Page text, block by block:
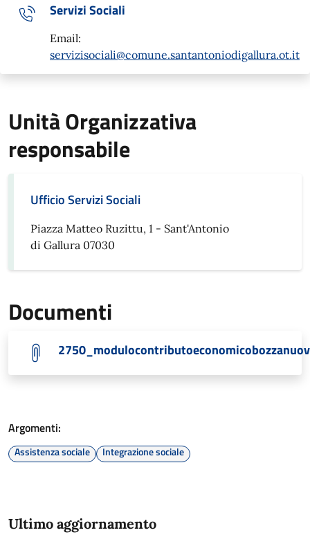
Servizi Sociali
Email:
servizisociali@comune.santantoniodigallura.ot.it
Unità Organizzativa
responsabile
Ufficio Servizi Sociali
Piazza Matteo Ruzittu, 1 - Sant'Antonio
di Gallura 07030
Documenti
Argomenti:
Assistenza sociale Integrazione sociale
Ultimo aggiornamento